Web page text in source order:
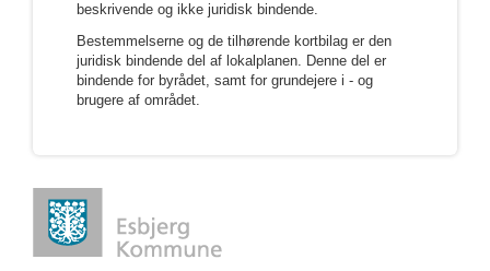
beskrivende og ikke juridisk bindende.
Bestemmelserne og de tilhørende kortbilag er den
juridisk bindende del af lokalplanen. Denne del er
bindende for byrådet, samt for grundejere i - og
brugere af området.